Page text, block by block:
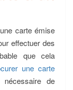
carte émise
effectuer des
que cela
une carte
de